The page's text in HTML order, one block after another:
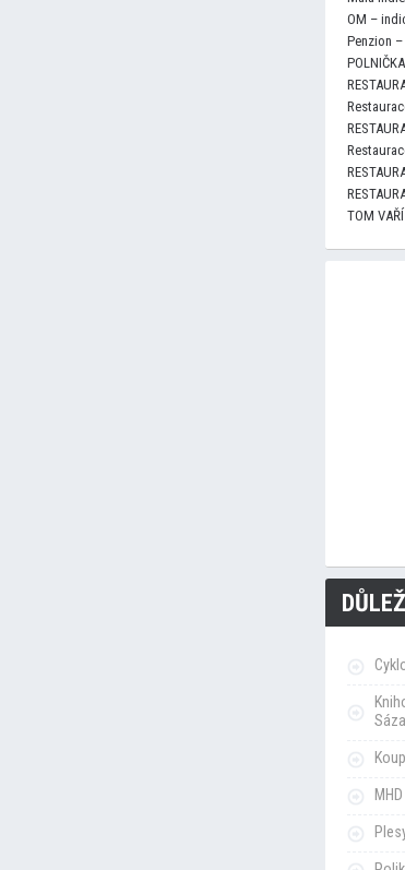
OM –
Penzion –
TOM VAŘÍ